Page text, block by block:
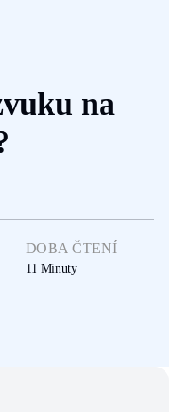
na
DOBA ČTENÍ
11 Minuty